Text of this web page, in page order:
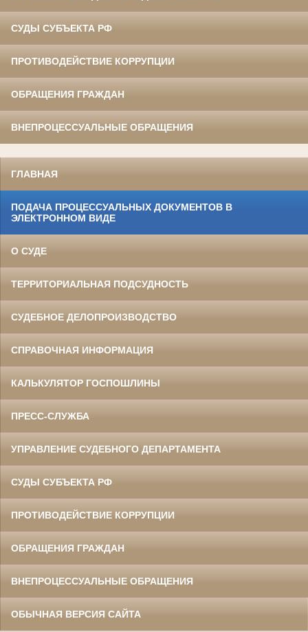
СУДЫ СУБЪЕКТА РФ
ПРОТИВОДЕЙСТВИЕ КОРРУПЦИИ
ОБРАЩЕНИЯ ГРАЖДАН
ВНЕПРОЦЕССУАЛЬНЫЕ ОБРАЩЕНИЯ
ГЛАВНАЯ
ПОДАЧА ПРОЦЕССУАЛЬНЫХ ДОКУМЕНТОВ В
ЭЛЕКТРОННОМ ВИДЕ
О СУДЕ
ТЕРРИТОРИАЛЬНАЯ ПОДСУДНОСТЬ
СУДЕБНОЕ ДЕЛОПРОИЗВОДСТВО
СПРАВОЧНАЯ ИНФОРМАЦИЯ
КАЛЬКУЛЯТОР ГОСПОШЛИНЫ
ПРЕСС-СЛУЖБА
УПРАВЛЕНИЕ СУДЕБНОГО ДЕПАРТАМЕНТА
СУДЫ СУБЪЕКТА РФ
ПРОТИВОДЕЙСТВИЕ КОРРУПЦИИ
ОБРАЩЕНИЯ ГРАЖДАН
ВНЕПРОЦЕССУАЛЬНЫЕ ОБРАЩЕНИЯ
ОБЫЧНАЯ ВЕРСИЯ САЙТА